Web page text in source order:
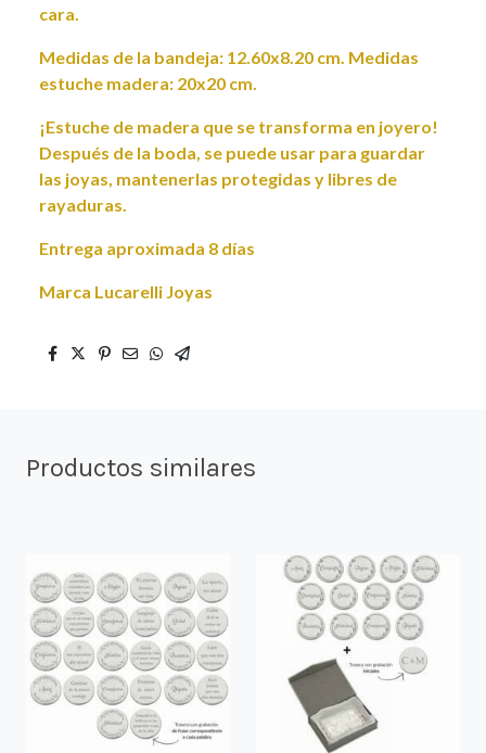
cara.
Medidas de la bandeja: 12.60x8.20 cm. Medidas
estuche madera: 20x20 cm.
¡Estuche de madera que se transforma en joyero!
Después de la boda, se puede usar para guardar
las joyas, mantenerlas protegidas y libres de
rayaduras.
Entrega aproximada 8 días
Marca Lucarelli Joyas
Productos similares